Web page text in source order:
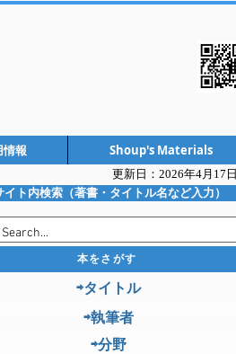
情報 Shoup's Materials
更新日：2026年4月17日
イト内検索（著書・タイトル名など入力）
本をさがす
⇨タイトル
⇨執筆者
⇨分野